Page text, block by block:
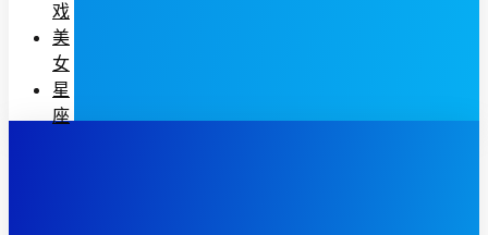
戏
美
女
星
座